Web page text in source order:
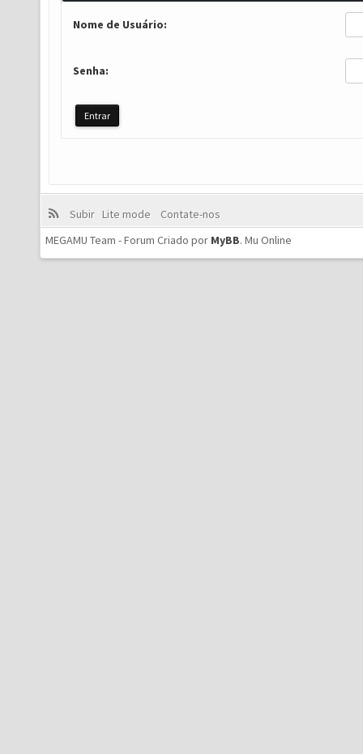
Nome de Usuário:
Senha:
Subir Lite mode
Contate-nos
MEGAMU Team - Forum Criado por MyBB. Mu Online